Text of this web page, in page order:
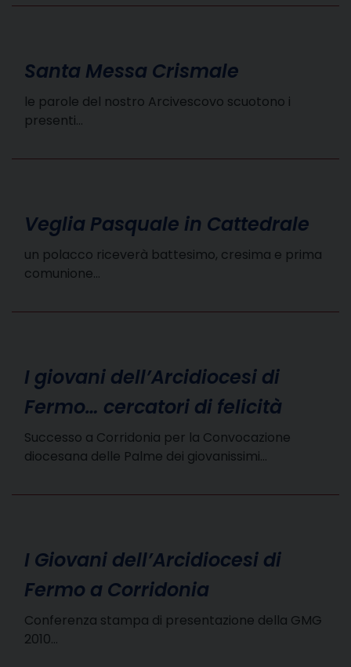
Santa Messa Crismale
le parole del nostro Arcivescovo scuotono i
presenti…
Veglia Pasquale in Cattedrale
un polacco riceverà battesimo, cresima e prima
comunione…
I giovani dell’Arcidiocesi di
Fermo… cercatori di felicità
Successo a Corridonia per la Convocazione
diocesana delle Palme dei giovanissimi…
I Giovani dell’Arcidiocesi di
Fermo a Corridonia
Conferenza stampa di presentazione della GMG
2010…